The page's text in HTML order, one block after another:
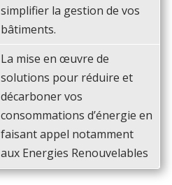
simplifier la gestion de vos
bâtiments.
La mise en œuvre de
solutions pour réduire et
décarboner vos
consommations d’énergie en
faisant appel notamment
aux Energies Renouvelables